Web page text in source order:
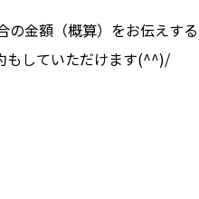
金額（概算）をお伝えす
もしていただけます(^^)/